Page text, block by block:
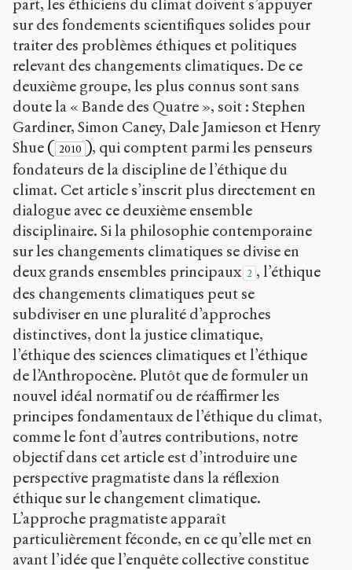
part, les éthiciens du climat doivent s’appuyer
sur des fondements scientifiques solides pour
traiter des problèmes éthiques et politiques
relevant des changements climatiques. De ce
deuxième groupe, les plus connus sont sans
doute la « Bande des Quatre », soit : Stephen
Gardiner, Simon Caney, Dale Jamieson et Henry
Shue ( 2010 ), qui comptent parmi les penseurs
fondateurs de la discipline de l’éthique du
climat. Cet article s’inscrit plus directement en
dialogue avec ce deuxième ensemble
disciplinaire. Si la philosophie contemporaine
sur les changements climatiques se divise en
deux grands ensembles principaux 2 , l’éthique
des changements climatiques peut se
subdiviser en une pluralité d’approches
distinctives, dont la justice climatique,
l’éthique des sciences climatiques et l’éthique
de l’Anthropocène. Plutôt que de formuler un
nouvel idéal normatif ou de réaffirmer les
principes fondamentaux de l’éthique du climat,
comme le font d’autres contributions, notre
objectif dans cet article est d’introduire une
perspective pragmatiste dans la réflexion
éthique sur le changement climatique.
L’approche pragmatiste apparaît
particulièrement féconde, en ce qu’elle met en
avant l’idée que l’enquête collective constitue